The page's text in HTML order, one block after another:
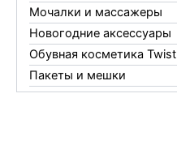
Мочалки и массажеры
Новогодние аксессуары
Обувная косметика Twist
Пакеты и мешки
Перчатки